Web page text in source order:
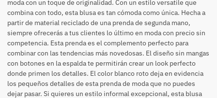
moda con un toque de originalidad. Con un estilo versatile que
combina con todo, esta blusa es tan cómoda como única. Hecha a
partir de material reciclado de una prenda de segunda mano,
siempre ofrecerás a tus clientes lo último en moda con precio sin
competencia. Esta prenda es el complemento perfecto para
combinar con las tendencias más novedosas. El diseño sin mangas
con botones en la espalda te permitirán crear un look perfecto
donde primen los detalles. El color blanco roto deja en evidencia
los pequeños detalles de esta prenda de moda que no puedes
dejar pasar. Si quieres un estilo informal excepcional, esta blusa